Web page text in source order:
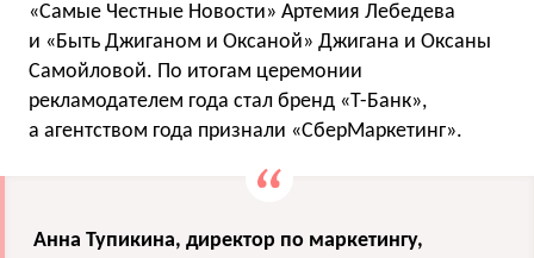
«Самые Честные Новости» Артемия Лебедева
и «Быть Джиганом и Оксаной» Джигана и Оксаны
Самойловой. По итогам церемонии
рекламодателем года стал бренд «Т-Банк»,
а агентством года признали «СберМаркетинг».
Анна Тупикина, директор по маркетингу,